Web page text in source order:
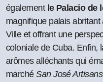
également le Palacio de
magnifique palais abritant
Ville et offrant une
coloniale de Cuba. Enfin,
arômes alléchants qui
marchéSan José